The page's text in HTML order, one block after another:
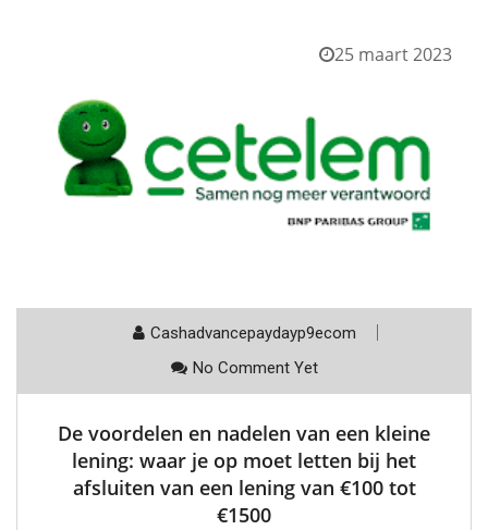
25 maart 2023
Cashadvancepaydayp9ecom
No Comment Yet
De voordelen en nadelen van een kleine
lening: waar je op moet letten bij het
afsluiten van een lening van €100 tot
€1500